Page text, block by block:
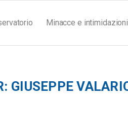
Minacce e intimidazioni
GIUSEPPE